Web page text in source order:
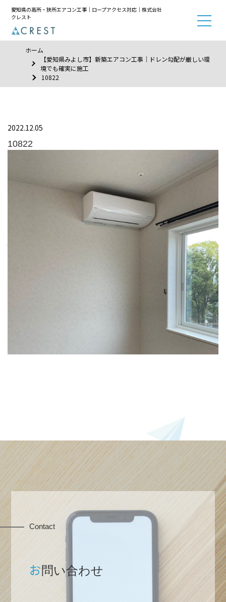
愛知県の高所・狭所エアコン工事｜ロープアクセス対応｜株式会社
クレスト
ホーム
ホーム
【愛知県みよし市】新築エアコン工事｜ドレン勾配が厳しい環
境でも確実に施工
10822
2022.12.05
10822
Contact
お問い合わせ